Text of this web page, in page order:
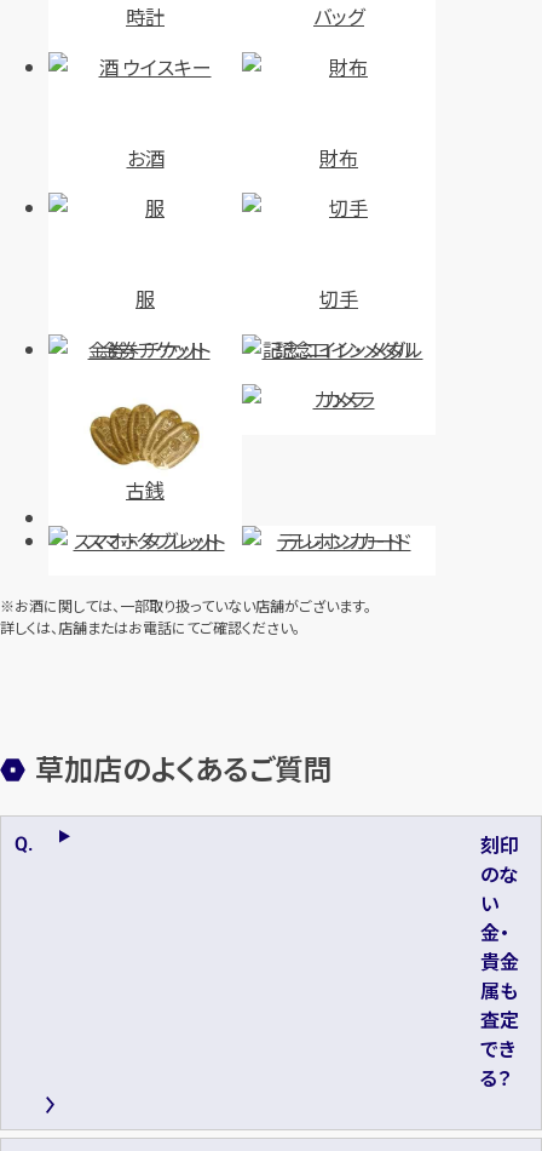
時計 バッグ
お酒 財布
服
切手
金券・チケット
記念コイン・メダル
古銭
カメラ
スマホ・タブレット テレホンカード
※お酒に関しては、一部取り扱っていない店舗がございます。
詳しくは、店舗またはお電話にてご確認ください。
草加店のよくあるご質問
刻印
のな
い
金・
貴金
属も
査定
でき
る？